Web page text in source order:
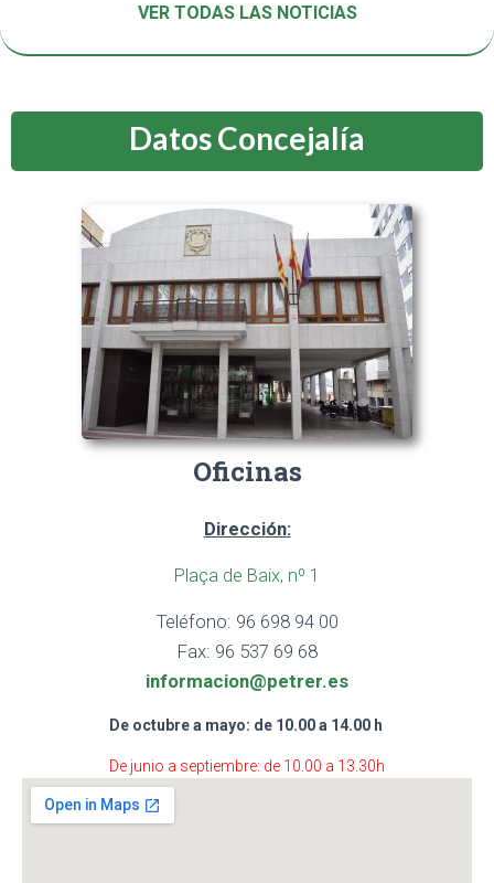
VER TODAS LAS NOTICIAS
Datos Concejalía
Oficinas
Dirección:
Plaça de Baix, nº 1
Teléfono: 96 698 94 00
Fax: 96 537 69 68
informacion@petrer.es
De octubre a mayo: de 10.00 a 14.00 h
De junio a septiembre: de 10.00 a 13.30h